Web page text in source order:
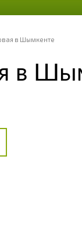
в Шымкенте
в